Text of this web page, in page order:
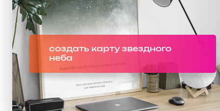
создать карту звездного
неба